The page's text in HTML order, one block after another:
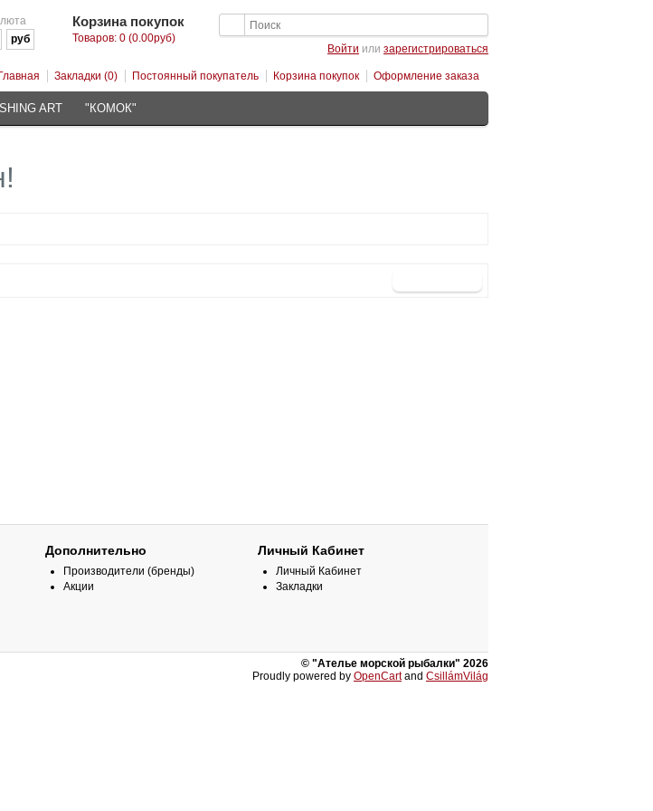
руб
Корзина покупок
Товаров: 0 (0.00руб)
Войти или зарегистрироваться
Главная Закладки (0) Постоянный покупатель Корзина покупок Оформление заказа
ART "КОМОК"
Дополнительно
Производители (бренды)
Акции
Личный Кабинет
Личный Кабинет
Закладки
© "Ателье морской рыбалки" 2026
Proudly powered by OpenCartand CsillámVilág